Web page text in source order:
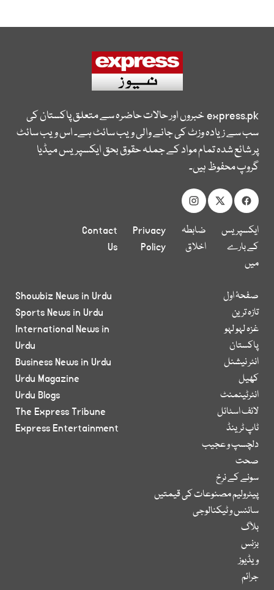
express.pkخبروں اور حالات حاضرہ سے متعلق پاکستان کی
سب سے زیادہ وزٹ کی جانے والی ویب سائٹ ہے۔ اس ویب سائٹ
پر شائع شدہ تمام مواد کے جملہ حقوق بحق ایکسپریس میڈیا
گروپ محفوظ ہیں۔
ایکسپریس
کے بارے
میں
ضابطہ
اخلاق
Privacy
Policy
Contact
Us
صفحۂ اول
تازہ ترین
غزہ لہو لہو
پاکستان
انٹر نیشنل
کھیل
انٹرٹینمنٹ
لائف اسٹائل
ٹاپ ٹرینڈ
دلچسپ و عجیب
صحت
سونے کے نرخ
پیٹرولیم مصنوعات کی قیمتیں
سائنس و ٹیکنالوجی
بلاگ
بزنس
ویڈیوز
جرائم
Showbiz News in Urdu
Sports News in Urdu
International News in
Urdu
Business News in Urdu
Urdu Magazine
Urdu Blogs
The Express Tribune
Express Entertainment